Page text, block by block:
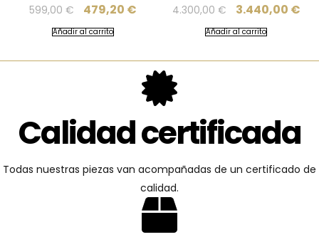
599,00 € 479,20 €
Añadir al carrito
4.300,00 € 3.440,00 €
Añadir al carrito
Calidad certificada
Todas nuestras piezas van acompañadas de un certificado de
calidad.